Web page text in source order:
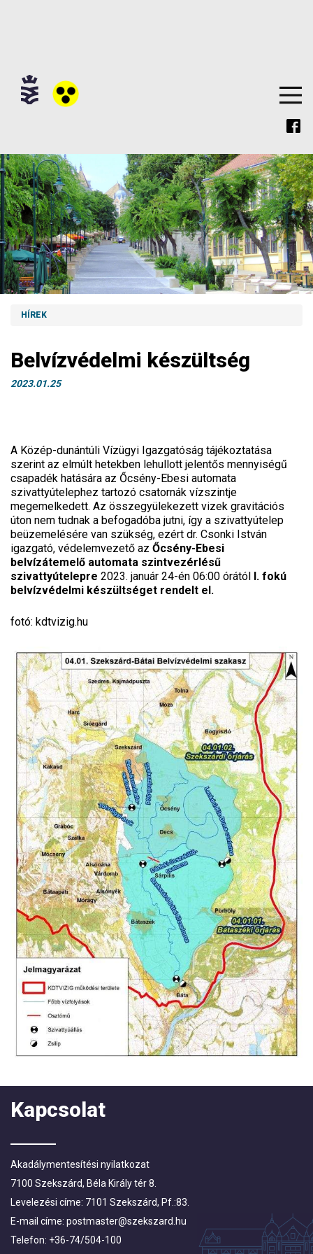
HÍREK
Belvízvédelmi készültség
2023.01.25
A Közép-dunántúli Vízügyi Igazgatóság tájékoztatása
szerint az elmúlt hetekben lehullott jelentős mennyiségű
csapadék hatására az Őcsény-Ebesi automata
szivattyútelephez tartozó csatornák vízszintje
megemelkedett. Az összegyülekezett vizek gravitációs
úton nem tudnak a befogadóba jutni, így a szivattyútelep
beüzemelésére van szükség, ezért dr. Csonki István
igazgató, védelemvezető az Őcsény-Ebesi
belvízátemelő automata szintvezérlésű
szivattyútelepre 2023. január 24-én 06:00 órától I. fokú
belvízvédelmi készültséget rendelt el.
fotó: kdtvizig.hu
Kapcsolat
Akadálymentesítési nyilatkozat
7100 Szekszárd, Béla Király tér 8.
Levelezési címe: 7101 Szekszárd, Pf.:83.
E-mail címe: postmaster@szekszard.hu
Telefon: +36-74/504-100